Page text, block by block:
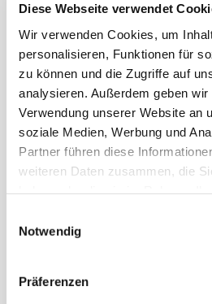
Diese Webseite verwendet
Wir verwenden Cookies, um
personalisieren, Funktionen für
zu können und die Zugriffe auf
analysieren. Außerdem geben
Verwendung unserer Website an
soziale Medien, Werbung und
Partner führen diese
weiteren Daten zusammen, die
Notwendig
Präferenzen
einer Übersicht aller ausgestellten